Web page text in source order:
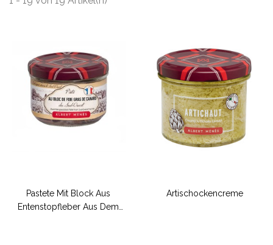
Pastete Mit Block Aus
Entenstopfleber Aus Dem
Artischockencreme